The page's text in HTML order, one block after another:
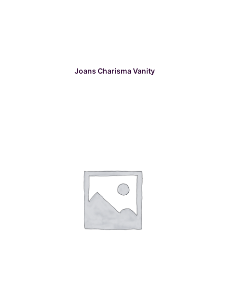
READ MORE
Joans Charisma Vanity